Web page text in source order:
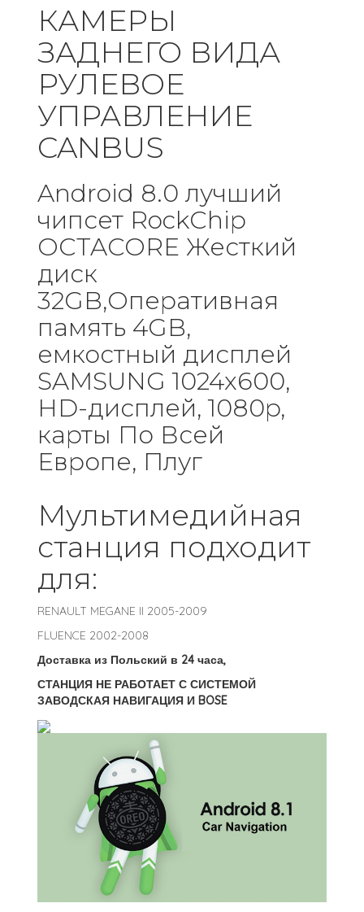
КАМЕРЫ
ЗАДНЕГО ВИДА
РУЛЕВОЕ
УПРАВЛЕНИЕ
CANBUS
Android 8.0 лучший
чипсет RockChip
OCTACORE Жесткий
диск
32GB,Оперативная
память 4GB,
емкостный дисплей
SAMSUNG 1024x600,
HD-дисплей, 1080p,
карты По Всей
Европе, Плуг
Мультимедийная
станция подходит
для:
RENAULT MEGANE II 2005-2009
FLUENCE 2002-2008
Доставка из Польский в 24 часа,
СТАНЦИЯ НЕ РАБОТАЕТ С СИСТЕМОЙ
ЗАВОДСКАЯ НАВИГАЦИЯ И BOSE